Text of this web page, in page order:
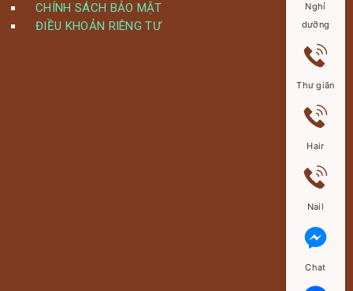
CHÍNH SÁCH BẢO MẬT
ĐIỀU KHOẢN RIÊNG TƯ
Nghỉ
dưỡng
Thư giãn
Hair
Nail
Chat